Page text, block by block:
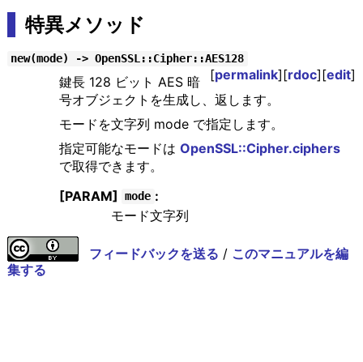
特異メソッド
new(mode) -> OpenSSL::Cipher::AES128
[permalink][rdoc][edit]
鍵長 128 ビット AES 暗
号オブジェクトを生成し、返します。
モードを文字列 mode で指定します。
指定可能なモードは OpenSSL::Cipher.ciphers
で取得できます。
[PARAM]
mode :
モード文字列
フィードバックを送る / このマニュアルを編
集する